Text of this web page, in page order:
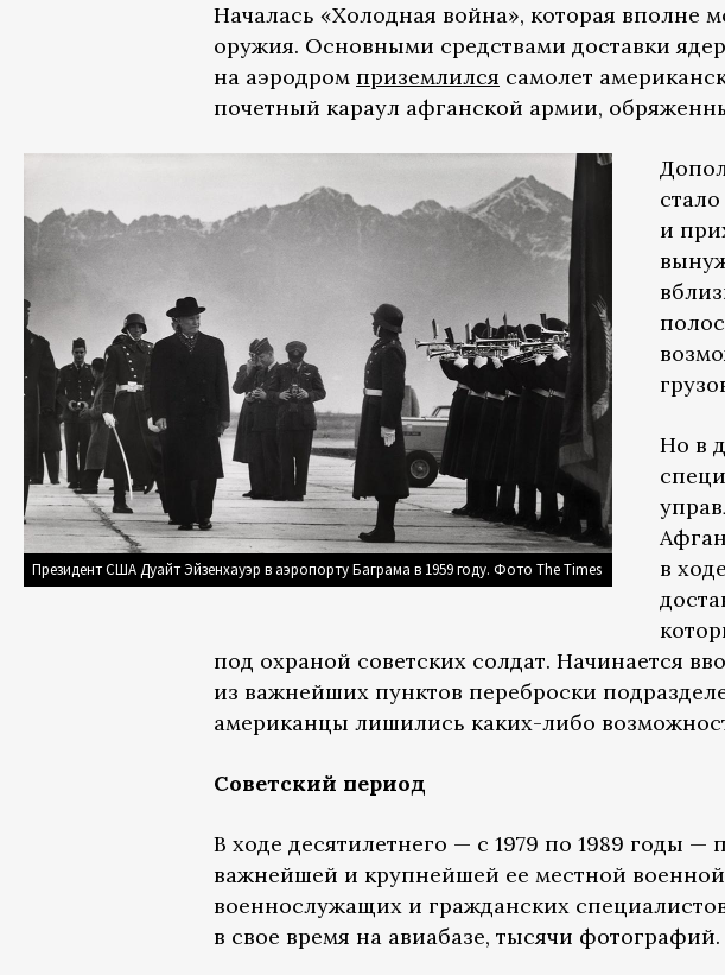
Началась «Холодная война», которая вполне
оружия. Основными средствами доставки
на аэродром приземлился самолет
почетный караул афганской армии,
Президент США Дуайт Эйзенхауэр в аэропорту Баграма в 1959 году. Фото The Times
и
Но в
в
под охраной советских солдат. Начинается
из важнейших пунктов переброски
американцы лишились каких-либо
Советский период
В ходе десятилетнего — с 1979 по 1989 годы
важнейшей и крупнейшей ее местной
военнослужащих и гражданских
в свое время на авиабазе, тысячи фотографий.